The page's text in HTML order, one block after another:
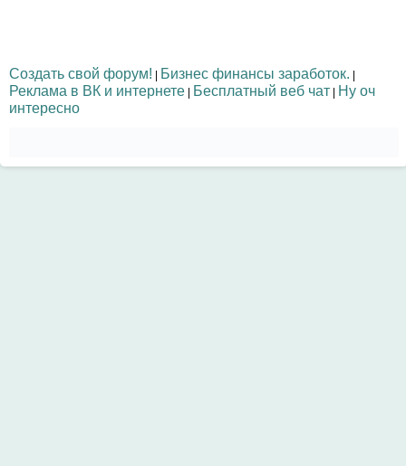
Создать свой форум! | Бизнес финансы заработок. |
Реклама в ВК и интернете | Бесплатный веб чат | Ну оч
интересно